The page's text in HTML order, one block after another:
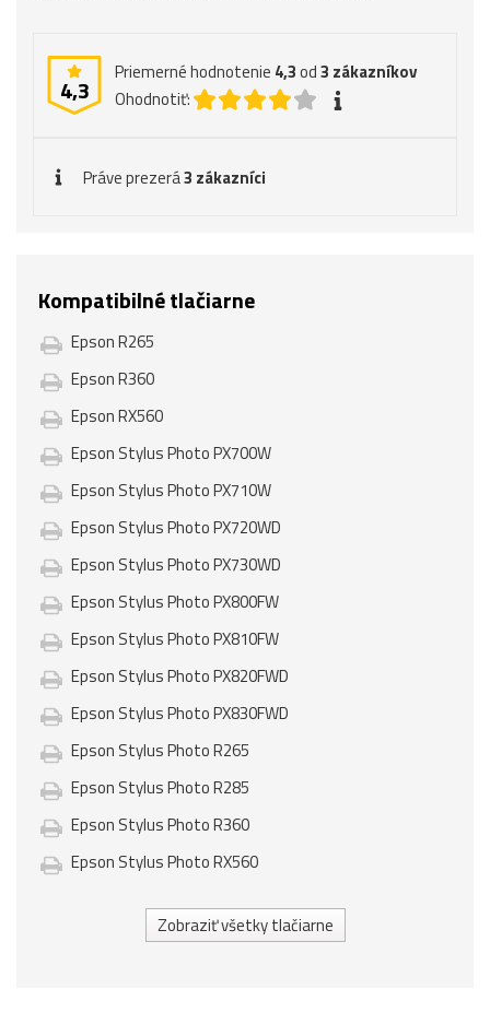
4,3
Priemerné hodnotenie 4,3od3 zákazníkov
Ohodnotiť:
Práve prezerá3 zákazníci
Kompatibilné tlačiarne
Epson R265
Epson R360
Epson RX560
Epson Stylus Photo PX700W
Epson Stylus Photo PX710W
Epson Stylus Photo PX720WD
Epson Stylus Photo PX730WD
Epson Stylus Photo PX800FW
Epson Stylus Photo PX810FW
Epson Stylus Photo PX820FWD
Epson Stylus Photo PX830FWD
Epson Stylus Photo R265
Epson Stylus Photo R285
Epson Stylus Photo R360
Epson Stylus Photo RX560
Zobraziť všetky tlačiarne